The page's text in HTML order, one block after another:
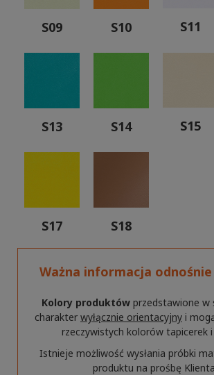
S09 S10 S11
S13 S14 S15
S17 S18
Ważna informacja
Kolory produktów przedstawione w
charakter wyłącznie orientacyjny i
rzeczywistych kolorów tapicerek i
Istnieje możliwość wysłania próbki
produktu na prośbę